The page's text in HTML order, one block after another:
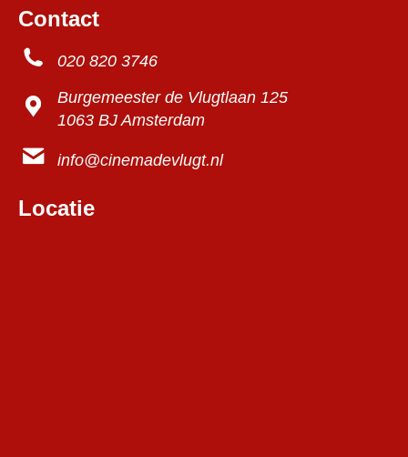
Contact
020 820 3746
Burgemeester de Vlugtlaan 125
1063 BJ Amsterdam
info@cinemadevlugt.nl
Locatie